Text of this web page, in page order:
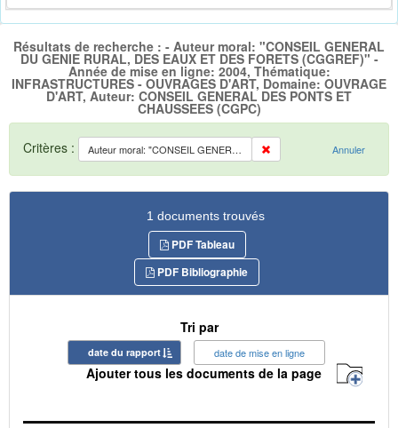
Résultats de recherche : - Auteur moral: "CONSEIL GENERAL
DU GENIE RURAL, DES EAUX ET DES FORETS (CGGREF)" -
Année de mise en ligne: 2004, Thématique:
INFRASTRUCTURES - OUVRAGES D'ART, Domaine: OUVRAGE
D'ART, Auteur: CONSEIL GENERAL DES PONTS ET
CHAUSSEES (CGPC)
Critères : Auteur moral: "CONSEIL GENERAL DU GENIE RURAL, DES EAUX ET DES FORETS (CGGREF)" Annuler
1 documents trouvés
PDF Tableau
PDF Bibliographie
Tri par
date du rapport date de mise en ligne
Ajouter tous les documents de la page